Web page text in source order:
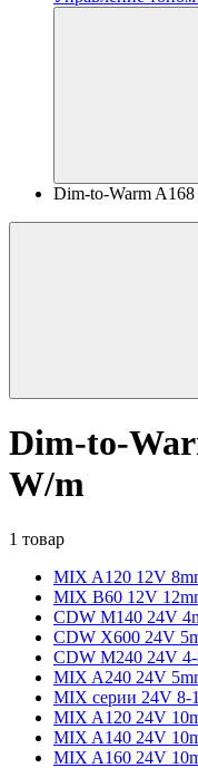
Dim-to-Warm
Dim-to-
W/m
1 товар
MIX A120 12V
MIX B60 12V
CDW M140 24V
CDW X600 24V
CDW M240 24V
MIX A240 24V
MIX серии 24V 8-
MIX A120 24V
MIX A140 24V
MIX A160 24V